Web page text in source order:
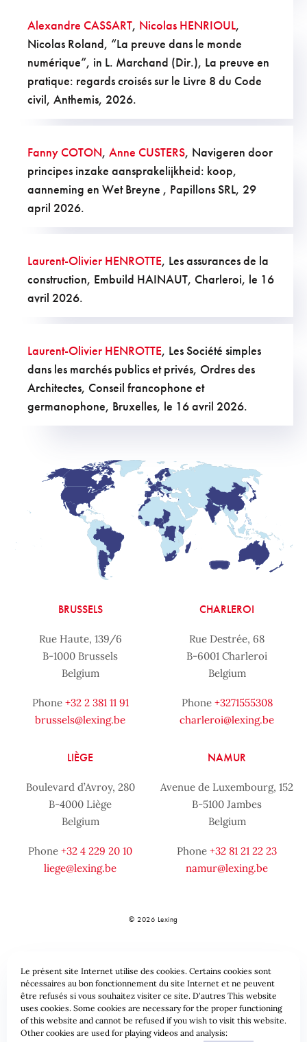
Alexandre CASSART, Nicolas HENRIOUL,
Nicolas Roland, “La preuve dans le monde
numérique”, in L. Marchand (Dir.), La preuve en
pratique: regards croisés sur le Livre 8 du Code
civil, Anthemis, 2026.
Fanny COTON, Anne CUSTERS, Navigeren door
principes inzake aansprakelijkheid: koop,
aanneming en Wet Breyne , Papillons SRL, 29
april 2026.
Laurent-Olivier HENROTTE, Les assurances de la
construction, Embuild HAINAUT, Charleroi, le 16
avril 2026.
Laurent-Olivier HENROTTE, Les Société simples
dans les marchés publics et privés, Ordres des
Architectes, Conseil francophone et
germanophone, Bruxelles, le 16 avril 2026.
BRUSSELS
Rue Haute, 139/6
B-1000 Brussels
Belgium
Phone +32 2 381 11 91
brussels@lexing.be
CHARLEROI
Rue Destrée, 68
B-6001 Charleroi
Belgium
Phone +3271555308
charleroi@lexing.be
LIÈGE
Boulevard d’Avroy, 280
B-4000 Liège
Belgium
Phone +32 4 229 20 10
liege@lexing.be
NAMUR
Avenue de Luxembourg, 152
B-5100 Jambes
Belgium
Phone +32 81 21 22 23
namur@lexing.be
© 2026 Lexing
Sitemap Standard provisions Data protection & Cookies
Le présent site Internet utilise des cookies. Certains cookies sont
nécessaires au bon fonctionnement du site Internet et ne peuvent
être refusés si vous souhaitez visiter ce site. D'autres This website
uses cookies. Some cookies are necessary for the proper functioning
of this website and cannot be refused if you wish to visit this website.
Other cookies are used for playing videos and analysis: